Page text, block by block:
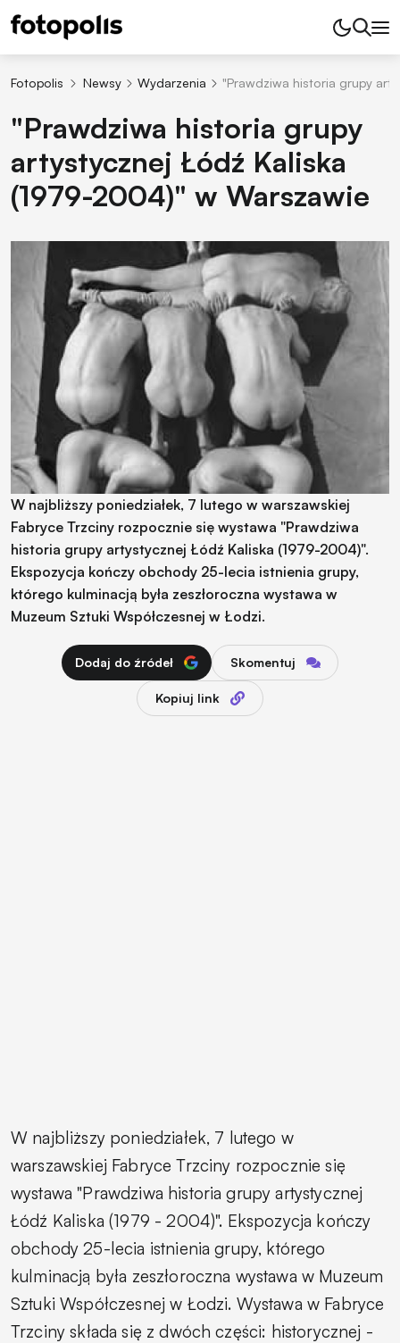
Fotopolis Newsy Wydarzenia "Prawdziwa historia grupy
"Prawdziwa historia grupy
artystycznej Łódź Kaliska
(1979-2004)" w Warszawie
W najbliższy poniedziałek, 7 lutego w warszawskiej
Fabryce Trzciny rozpocznie się wystawa "Prawdziwa
historia grupy artystycznej Łódź Kaliska (1979-2004)".
Ekspozycja kończy obchody 25-lecia istnienia grupy,
którego kulminacją była zeszłoroczna wystawa w
Muzeum Sztuki Współczesnej w Łodzi.
Dodaj do źródeł Skomentuj
Kopiuj link
W najbliższy poniedziałek, 7 lutego w
warszawskiej Fabryce Trzciny rozpocznie się
wystawa "Prawdziwa historia grupy artystycznej
Łódź Kaliska (1979 - 2004)". Ekspozycja kończy
obchody 25-lecia istnienia grupy, którego
kulminacją była zeszłoroczna wystawa w Muzeum
Sztuki Współczesnej w Łodzi. Wystawa w Fabryce
Trzciny składa się z dwóch części: historycznej -